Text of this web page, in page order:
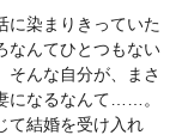
に染まりきっていた
なんてひとつもない
そんな自分が、まさ
になるなんて……。
て結婚を受け入れ